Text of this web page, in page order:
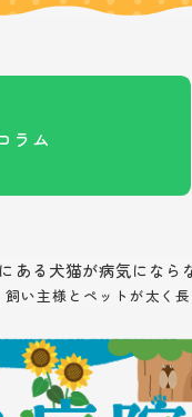
ラム
ある犬猫が病気になら
い主様とペットが太く長